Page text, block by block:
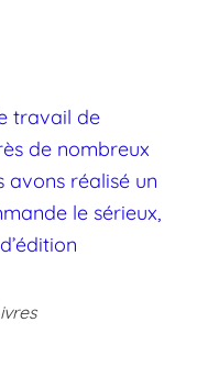
travail de
de nombreux
avons réalisé un
le sérieux,